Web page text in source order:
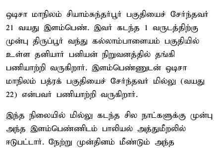
ஒடிசா மாநிலம் சியாம்சுந்தர்பூர் பகுதியைச் சேர்ந்தவர்
21 வயது இளம்பெண். இவர் கடந்த 1 வருடத்திற்கு
முன்பு திருப்பூர் வந்து கல்லாம்பாளையம் பகுதியில்
உள்ள தனியார் பனியன் நிறுவனத்தில் தங்கி
பணியாற்றி வருகிறார். இளம்பெண்ணுடன் ஒடிசா
மாநிலம் பத்ரக் பகுதியைச் சேர்ந்தவர் மில்லு (வயது
22) என்பவர் பணியாற்றி வருகிறார்.
இந்த நிலையில் மில்லு கடந்த சில நாட்களுக்கு முன்பு
அந்த இளம்பெண்ணிடம் பாலியல் அத்துமீறலில்
ஈடுபட்டார். நேற்று முன்தினம் மீண்டும் அந்த